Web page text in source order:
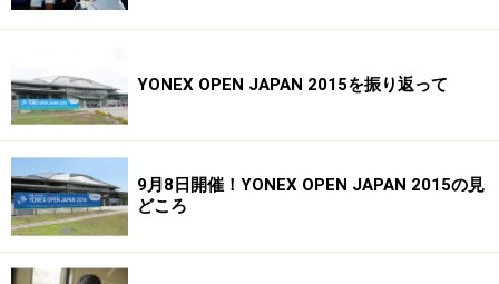
YONEX OPEN JAPAN 2015を振り返って
9月8日開催！YONEX OPEN JAPAN 2015の見
どころ